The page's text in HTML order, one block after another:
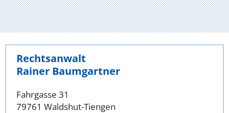
Rechtsanwalt
Rainer Baumgartner
Fahrgasse 31
79761 Waldshut-Tiengen